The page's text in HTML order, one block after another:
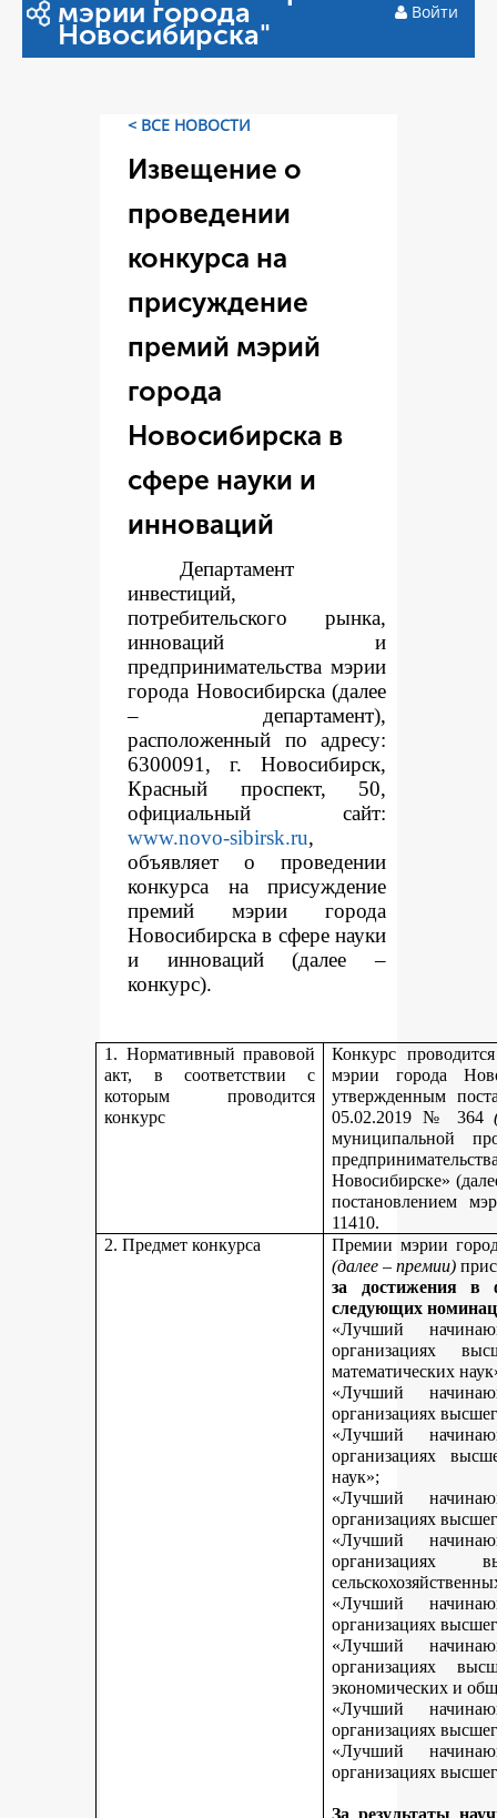
мэрии города
Новосибирска"
Войти
< ВСЕ НОВОСТИ
Извещение о
проведении
конкурса на
присуждение
премий мэрий
города
Новосибирска в
сфере науки и
инноваций
Департамент
инвестиций,
потребительского рынка,
инноваций и
предпринимательства мэрии
города Новосибирска (далее
– департамент),
расположенный по адресу:
6300091, г. Новосибирск,
Красный проспект, 50,
официальный сайт:
www.novo-sibirsk.ru,
объявляет о проведении
конкурса на присуждение
премий мэрии города
Новосибирска в сфере науки
и инноваций (далее –
конкурс).
1. Нормативный правовой
акт, в соответствии с
которым проводится
конкурс
Конкурс
мэрии города
утвержденным
05.02.2019 № 364
муниципальной
Новосибирске»
постановлением
11410.
2. Предмет конкурса
Премии мэрии
(далее – премии)
за достижения в
следующих
«Лучший
организациях
математических
«Лучший
организациях
«Лучший
организациях
наук»;
«Лучший
организациях
«Лучший
организациях
«Лучший
организациях
«Лучший
организациях
экономических и
«Лучший
организациях
«Лучший
организациях
За результаты